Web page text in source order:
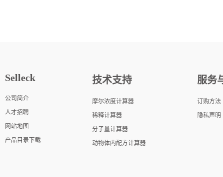
Selleck
公司简介
人才招聘
网站地图
产品目录下载
技术支持
摩尔浓度计算器
稀释计算器
分子量计算器
动物体内配方计算器
服务
订购方法
隐私声明